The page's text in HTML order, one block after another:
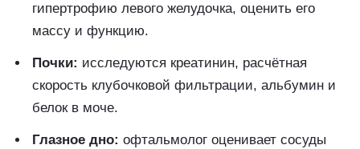
гипертрофию левого желудочка, оценить его
массу и функцию.
Почки: исследуются креатинин, расчётная
скорость клубочковой фильтрации, альбумин и
белок в моче.
Глазное дно: офтальмолог оценивает сосуды